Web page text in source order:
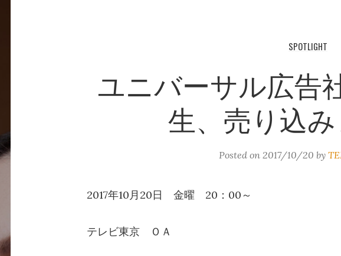
SPOTLIGHT
ユニバーサル広告
生、売り込
Posted on 2017/10/20 by
2017年10月20日 金曜 20：00～
テレビ東京 ＯＡ